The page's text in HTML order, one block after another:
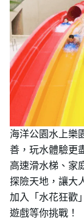
海洋公園水上樂
善，玩水體驗更
高速滑水梯、家
探險天地，讓大
加入「水花狂歡
遊戲等你挑戰！